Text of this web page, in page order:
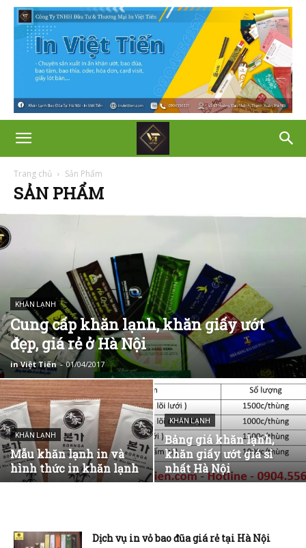
Trang chủ Sản Phẩm
SẢN PHẨM
KHĂN LẠNH
Cung cấp khăn lạnh, khăn giấy ướt
đẹp, giá rẻ ở Hà Nội
in Việt Tiến - 01/04/2017
KHĂN LẠNH
Mẫu khăn lạnh in và
hình thức in khăn lạnh
KHĂN LẠNH
Bảng giá khăn lạnh,
khăn giấy ướt giá sỉ
nhất Hà Nội
Dịch vụ in vỏ bao đũa giá rẻ tại Hà Nội